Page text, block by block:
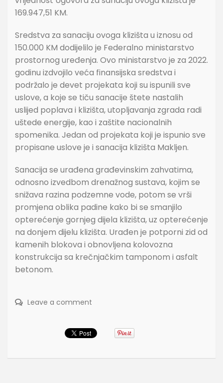
169.947,51 KM.
Sredstva za sanaciju ovoga klizišta u iznosu od
150.000 KM dodijelilo je Federalno ministarstvo
prostornog uređenja. Ovo ministarstvo je za 2022.
godinu izdvojilo veća finansijska sredstva i
podržalo je devet projekata koji su ispunili sve
uslove, a koje se tiču sanacije štete nastalih
uslijed poplava i klizišta, utopljavanja zgrada radi
uštede energije, kao i zaštite nacionalnih
spomenika. Jedan od projekata koji je ispunio sve
propisane uslove je i sanacija klizišta Makljen.
Sanacija se urađena građevinskim zahvatima,
odnosno izvedbom drenažnog sustava, kojim se
snižava razina podzemne vode, potom se vrši
promjena oblika padine kako bi se smanjilo
opterećenje gornjeg dijela klizišta, uz opterećenje
na donjem dijelu klizišta. Urađen je potporni zid od
kamenih blokova i obnovljena kolovozna
konstrukcija sa krečnjačkim tamponom i asfalt
betonom.
Leave a comment